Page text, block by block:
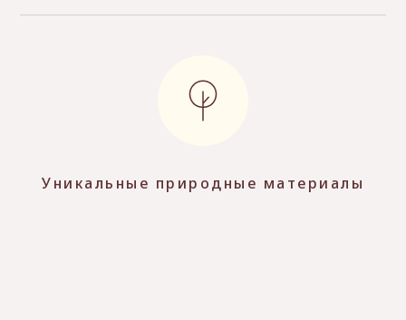
Уникальные природные материалы